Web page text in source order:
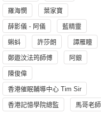
羅海憫 葉家寶
薛影儀 - 阿儀 藍精靈
蝌蚪 許莎朗 譚雁瞳
鄭遨汶法筠師傅 阿銀
陳俊偉
香港催眠輔導中心 Tim Sir
香港記憶學院總監 馬哥老師